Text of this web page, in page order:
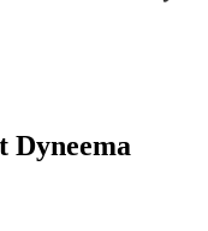
Dyneema